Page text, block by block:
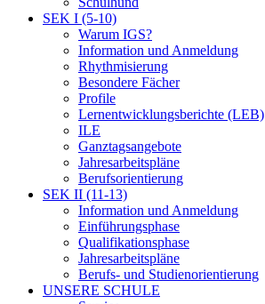
SEK I (5-10)
Warum IGS?
Information und Anmeldung
Rhythmisierung
Besondere Fächer
Profile
Lernentwicklungsberichte (LEB)
ILE
Ganztagsangebote
Jahresarbeitspläne
Berufsorientierung
SEK II (11-13)
Information und Anmeldung
Einführungsphase
Qualifikationsphase
Jahresarbeitspläne
Berufs- und Studienorientierung
UNSERE SCHULE